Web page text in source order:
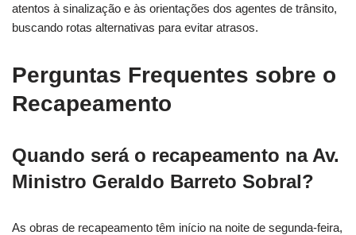
atentos à sinalização e às orientações dos agentes de trânsito,
buscando rotas alternativas para evitar atrasos.
Perguntas Frequentes sobre o
Recapeamento
Quando será o recapeamento na Av.
Ministro Geraldo Barreto Sobral?
As obras de recapeamento têm início na noite de segunda-feira,